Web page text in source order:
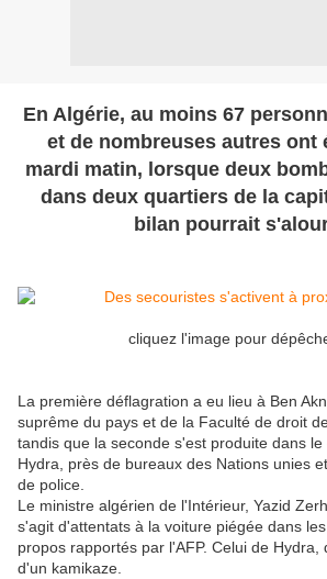
En Algérie, au moins 67
et de nombreuses autres ont
mardi matin, lorsque deux
dans deux quartiers de la
bilan pourrait
cliquez l'image pour
La première déflagration a eu lieu à Ben
suprême du pays et de la Faculté de droit
tandis que la seconde s'est produite dans
Hydra, près de bureaux des Nations unies
de police.
Le ministre algérien de l'Intérieur, Yazid
s'agit d'attentats à la voiture piégée dans
propos rapportés par l'AFP. Celui de Hydra,
d'un kamikaze.